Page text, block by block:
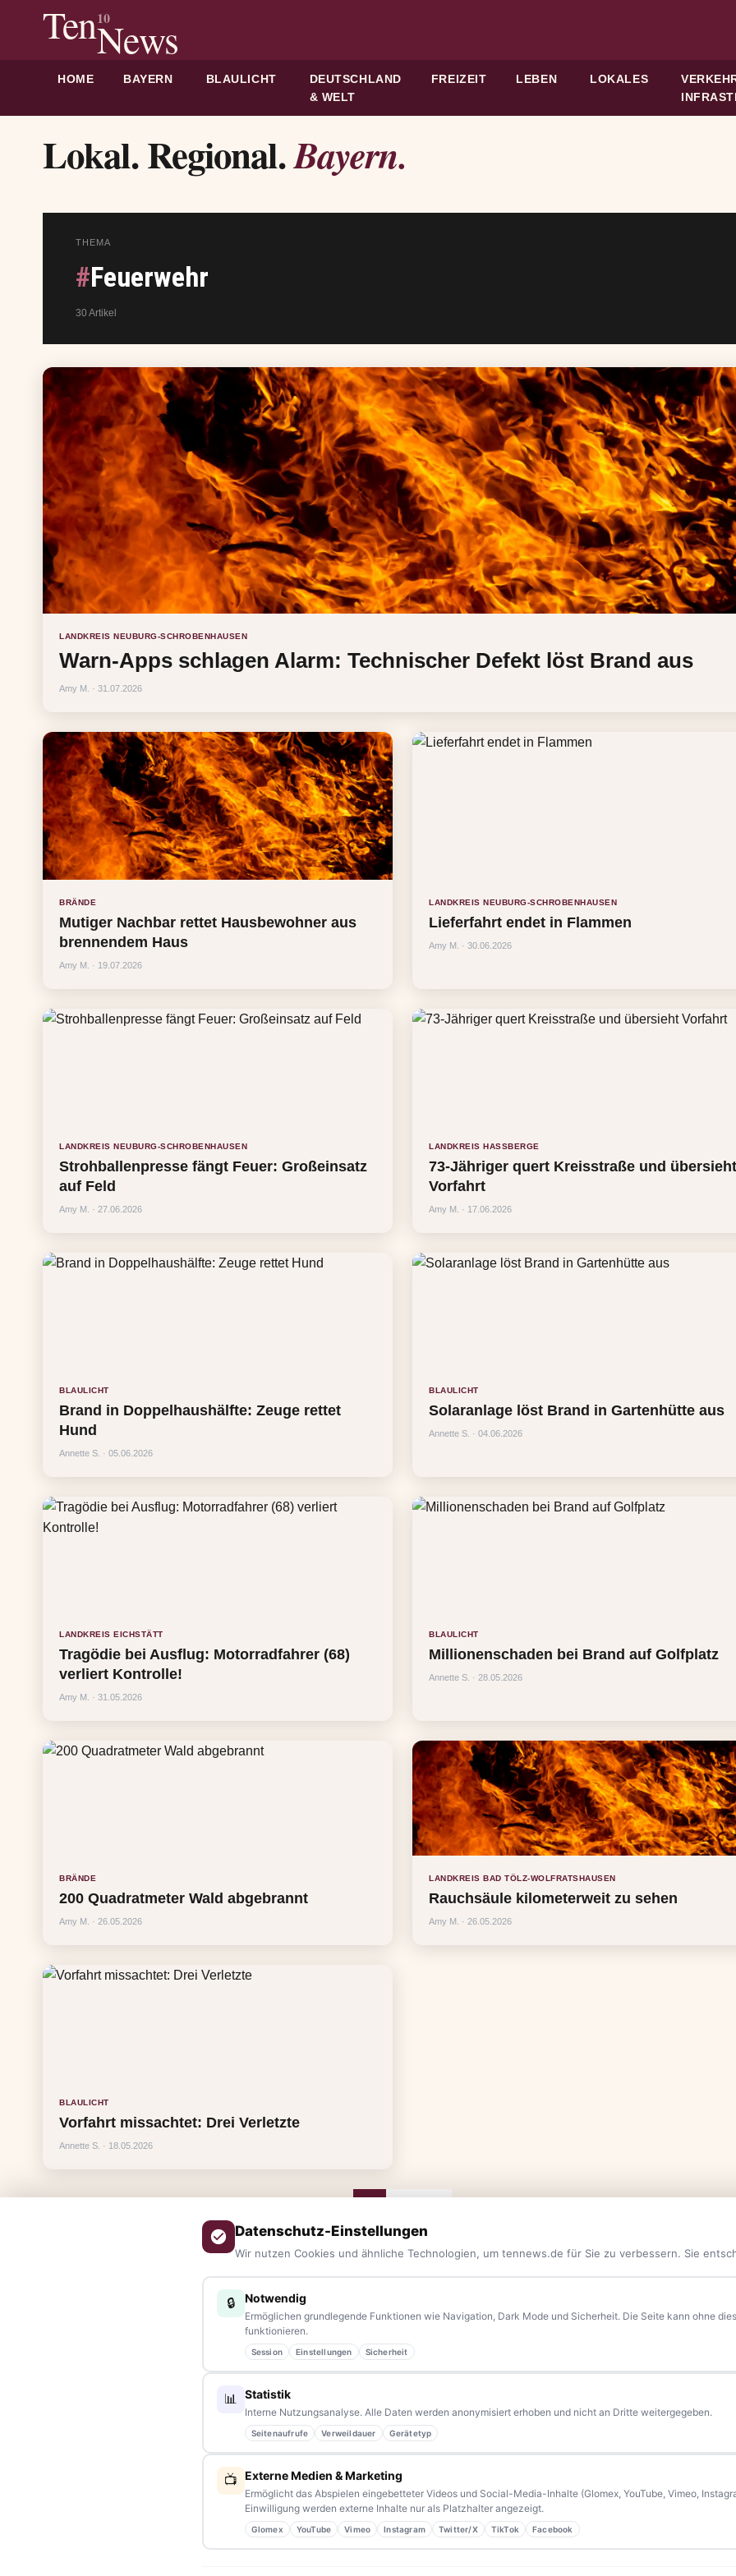
Ten10
News
HOME BAYERN BLAULICHT
DEUTSCHLAND
& WELT
FREIZEIT LEBEN LOKALES
Lokal. Regional.Bayern.
THEMA
#Feuerwehr
30 Artikel
LANDKREIS NEUBURG-SCHROBENHAUSEN
Warn-Apps schlagen Alarm: Technischer Defekt löst Brand aus
Amy M. · 31.07.2026
BRÄNDE
Mutiger Nachbar rettet Hausbewohner aus
brennendem Haus
Amy M. · 19.07.2026
LANDKREIS NEUBURG-SCHROBENHAUSEN
Lieferfahrt endet in Flammen
Amy M. · 30.06.2026
LANDKREIS NEUBURG-SCHROBENHAUSEN
Strohballenpresse fängt Feuer: Großeinsatz
auf Feld
Amy M. · 27.06.2026
LANDKREIS HASSBERGE
73-Jähriger quert Kreisstraße und übersieht
Vorfahrt
Amy M. · 17.06.2026
BLAULICHT
Brand in Doppelhaushälfte: Zeuge rettet
Hund
Annette S. · 05.06.2026
BLAULICHT
Solaranlage löst Brand in Gartenhütte aus
Annette S. · 04.06.2026
LANDKREIS EICHSTÄTT
Tragödie bei Ausflug: Motorradfahrer (68)
verliert Kontrolle!
Amy M. · 31.05.2026
BLAULICHT
Millionenschaden bei Brand auf Golfplatz
Annette S. · 28.05.2026
BRÄNDE
200 Quadratmeter Wald abgebrannt
Amy M. · 26.05.2026
LANDKREIS BAD TÖLZ-WOLFRATSHAUSEN
Rauchsäule kilometerweit zu sehen
Amy M. · 26.05.2026
BLAULICHT
Vorfahrt missachtet: Drei Verletzte
Annette S. · 18.05.2026
Das Nachrichtenportal für die Region 10 und Bayern.Aktuelle News, Hintergründe, Service und Freizeittipps
aus allen Regionen, Städten und Landkreisen.Von Politik bis Blaulicht, von Kultur bis Sport, von Alltagstipps bis
– immer aktuell, immer aus Ihrer Nähe.
Sie haben ein Thema, spannende Fotos oder Videos, oder kennen eine Geschichte, die erzählt werden sollte?
Schreiben Sie uns – gemeinsam mit unseren Leserinnen und Lesern bleiben wir am Puls der Zeit.
Datenschutz-Einstellungen
Wir nutzen Cookies und ähnliche Technologien, um tennews.de für Sie zu verbessern. Sie
🔒 Notwendig
Ermöglichen grundlegende Funktionen wie Navigation, Dark Mode und Sicherheit. Die Seite kann ohne
funktionieren.
Session Einstellungen Sicherheit
📊 Statistik
Interne Nutzungsanalyse. Alle Daten werden anonymisiert erhoben und nicht an Dritte weitergegeben.
Seitenaufrufe Verweildauer Gerätetyp
📺 Externe Medien & Marketing
Ermöglicht das Abspielen eingebetteter Videos und Social-Media-Inhalte (Glomex, YouTube, Vimeo,
Einwilligung werden externe Inhalte nur als Platzhalter angezeigt.
Glomex YouTube Vimeo Instagram Twitter/X TikTok Facebook